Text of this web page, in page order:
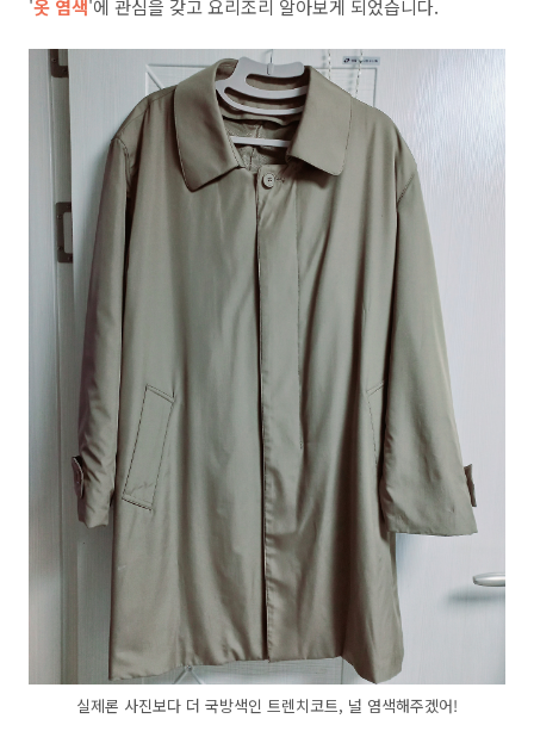
'옷 염색'에 관심을 갖고 요리조리 알아보게 되었습니다.
실제론 사진보다 더 국방색인 트렌치코트, 널 염색해주겠어!